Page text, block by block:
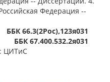
Федерация --
ББК 66.3(2Рос),123я031
ББК 67.400.532.2я031
ЦИТиС